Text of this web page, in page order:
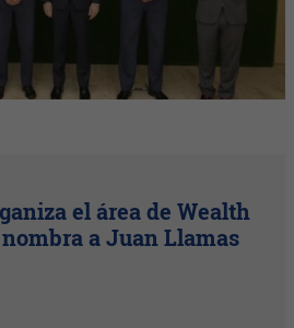
el área de Wealth
a Juan Llamas